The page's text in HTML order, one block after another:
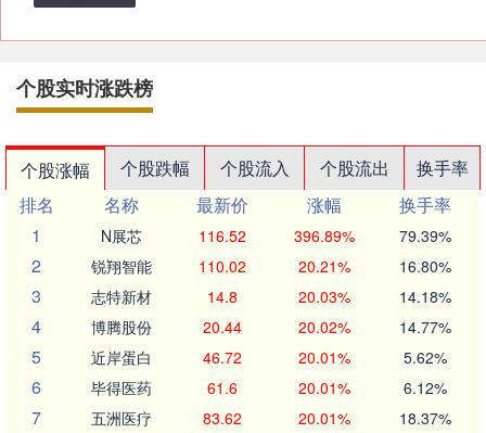
个股实时涨跌榜
个股涨幅 个股跌幅 个股流入 个股流出
换手率
排名
名称 最新价 涨幅
换手率
1
N展芯 116.52 396.89% 79.39%
2 锐翔智能 110.02 20.21% 16.80%
3 志特新材 14.8 20.03% 14.18%
4 博腾股份 20.44 20.02% 14.77%
5 近岸蛋白 46.72 20.01% 5.62%
6 毕得医药 61.6 20.01% 6.12%
7 五洲医疗 83.62 20.01% 18.37%